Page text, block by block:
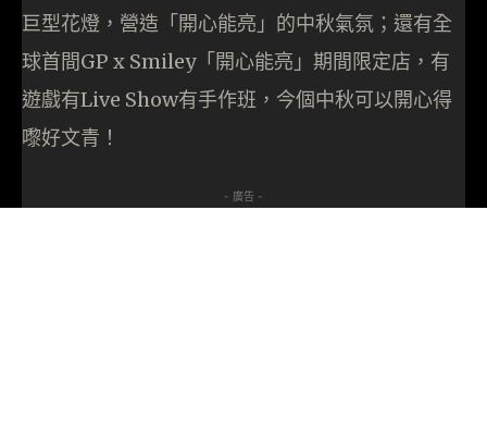
巨型花燈，營造「開心能亮」的中秋氣氛；還有全
球首間GP x Smiley「開心能亮」期間限定店，有
遊戲有Live Show有手作班，今個中秋可以開心得
嚟好文青！
- 廣告 -